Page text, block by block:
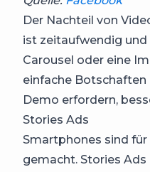
Der Nachteil von
ist zeitaufwendig und
Carousel oder eine
einfache
Demo erfordern,
Stories Ads
Smartphones sind
gemacht. Stories